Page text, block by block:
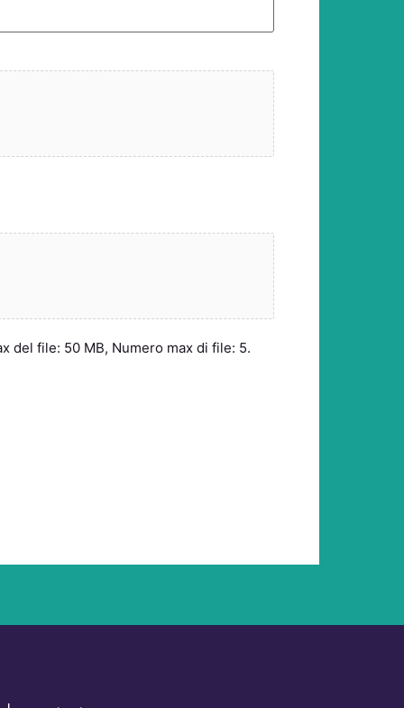
del file: 50 MB, Numero max di file: 5.